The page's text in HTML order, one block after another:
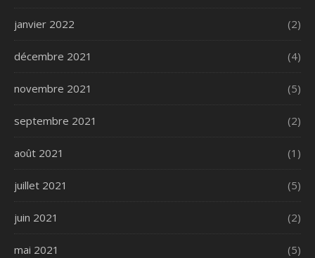
janvier 2022 (2)
décembre 2021 (4)
novembre 2021 (5)
septembre 2021 (2)
août 2021 (1)
juillet 2021 (5)
juin 2021 (2)
mai 2021 (5)